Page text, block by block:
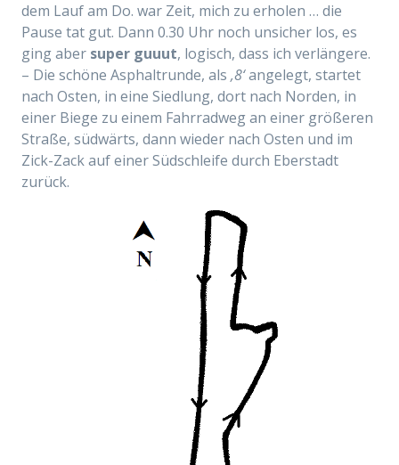
dem Lauf am Do. war Zeit, mich zu erholen … die
Pause tat gut. Dann 0.30 Uhr noch unsicher los, es
ging aber super guuut, logisch, dass ich verlängere.
– Die schöne Asphaltrunde, als ‚8‘angelegt, startet
nach Osten, in eine Siedlung, dort nach Norden, in
einer Biege zu einem Fahrradweg an einer größeren
Straße, südwärts, dann wieder nach Osten und im
Zick-Zack auf einer Südschleife durch Eberstadt
zurück.